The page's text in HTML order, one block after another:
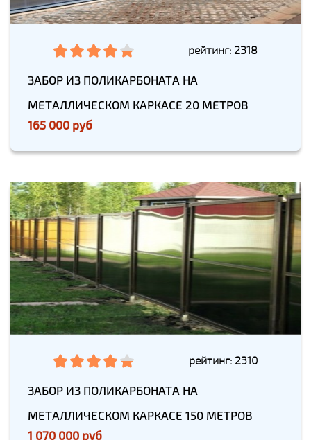
рейтинг: 2318
ЗАБОР ИЗ ПОЛИКАРБОНАТА НА
МЕТАЛЛИЧЕСКОМ КАРКАСЕ 20 МЕТРОВ
165 000 руб
рейтинг: 2310
ЗАБОР ИЗ ПОЛИКАРБОНАТА НА
МЕТАЛЛИЧЕСКОМ КАРКАСЕ 150 МЕТРОВ
1 070 000 руб